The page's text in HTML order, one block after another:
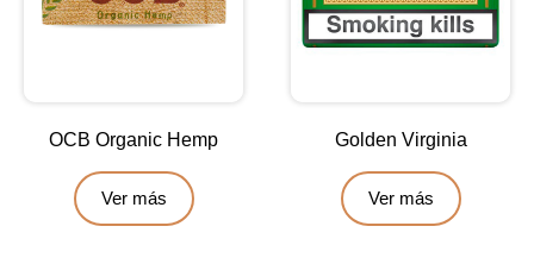
OCB Organic Hemp
Ver más
Golden Virginia
Ver más